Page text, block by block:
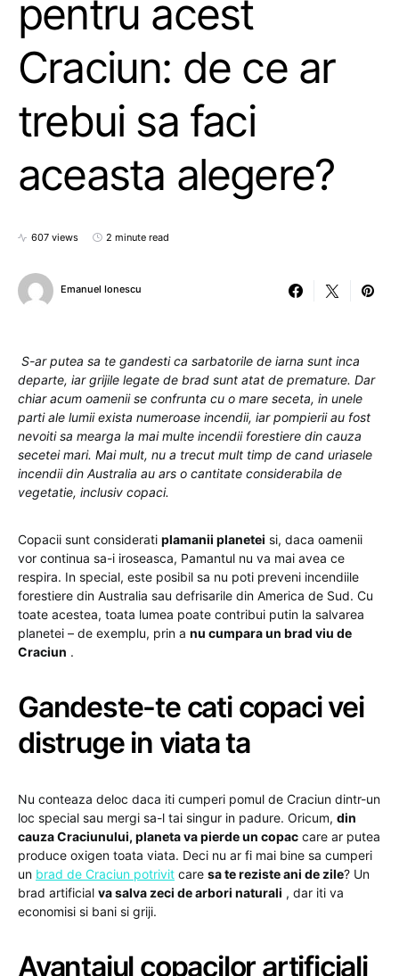
pentru acest
Craciun: de ce ar
trebui sa faci
aceasta alegere?
607 views 2 minute read
Emanuel Ionescu
S-ar putea sa te gandesti ca sarbatorile de iarna sunt inca
departe, iar grijile legate de brad sunt atat de premature. Dar
chiar acum oamenii se confrunta cu o mare seceta, in unele
parti ale lumii exista numeroase incendii, iar pompierii au fost
nevoiti sa mearga la mai multe incendii forestiere din cauza
secetei mari. Mai mult, nu a trecut mult timp de cand uriasele
incendii din Australia au ars o cantitate considerabila de
vegetatie, inclusiv copaci.
Copacii sunt considerati plamanii planetei si, daca oamenii
vor continua sa-i iroseasca, Pamantul nu va mai avea ce
respira. In special, este posibil sa nu poti preveni incendiile
forestiere din Australia sau defrisarile din America de Sud. Cu
toate acestea, toata lumea poate contribui putin la salvarea
planetei – de exemplu, prin a nu cumpara un brad viu de
Craciun .
Gandeste-te cati copaci vei
distruge in viata ta
Nu conteaza deloc daca iti cumperi pomul de Craciun dintr-un
loc special sau mergi sa-l tai singur in padure. Oricum, din
cauza Craciunului, planeta va pierde un copac care ar putea
produce oxigen toata viata. Deci nu ar fi mai bine sa cumperi
un brad de Craciun potrivit care sa te reziste ani de zile? Un
brad artificial va salva zeci de arbori naturali , dar iti va
economisi si bani si griji.
Avantajul copacilor artificiali